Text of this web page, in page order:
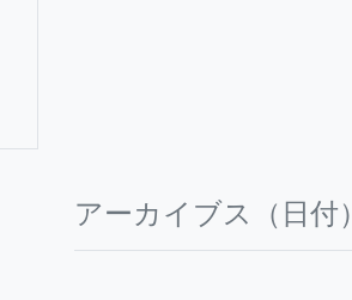
アーカイブス（日付）